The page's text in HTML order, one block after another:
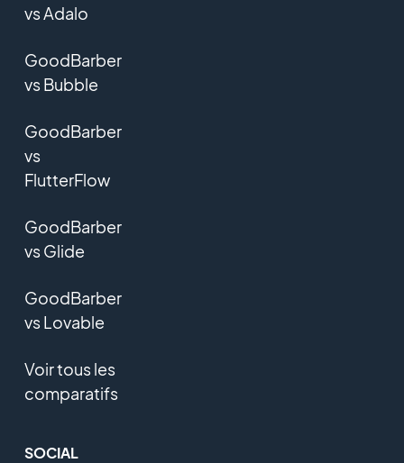
vs Adalo
GoodBarber
vs Bubble
GoodBarber
vs
FlutterFlow
GoodBarber
vs Glide
GoodBarber
vs Lovable
Voir tous les
comparatifs
SOCIAL